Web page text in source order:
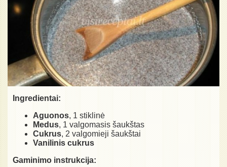
Ingredientai:
Aguonos, 1 stiklinė
Medus, 1 valgomasis šaukštas
Cukrus, 2 valgomieji šaukštai
Vanilinis cukrus
Gaminimo instrukcija: